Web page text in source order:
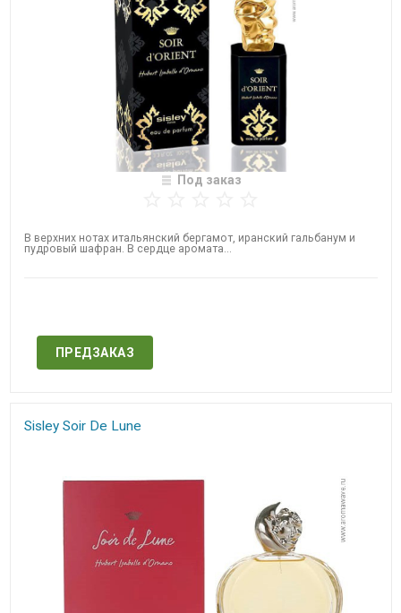
Под заказ
В верхних нотах итальянский бергамот, иранский гальбанум и
пудровый шафран. В сердце аромата...
ПРЕДЗАКАЗ
Sisley Soir De Lune